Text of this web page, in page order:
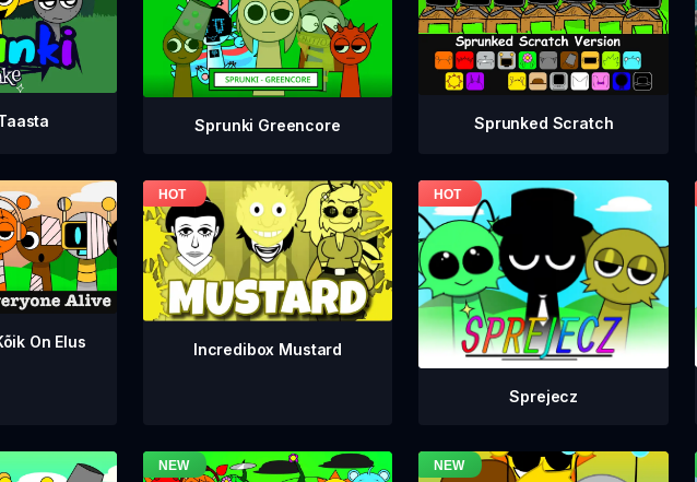
Sprunki Greencore Sprunked Scratch
On Elus Incredibox Mustard
Sprejecz